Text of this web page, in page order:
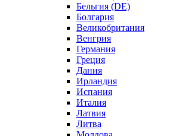
Бельгия (DE)
Болгария
Великобритания
Венгрия
Германия
Греция
Дания
Ирландия
Испания
Италия
Латвия
Литва